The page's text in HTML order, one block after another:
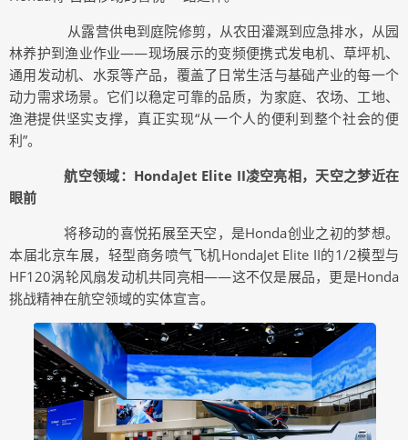
从露营供电到庭院修剪，从农田灌溉到应急排水，从园
林养护到渔业作业——现场展示的变频便携式发电机、草坪机、
通用发动机、水泵等产品，覆盖了日常生活与基础产业的每一个
动力需求场景。它们以稳定可靠的品质，为家庭、农场、工地、
渔港提供坚实支撑，真正实现“从一个人的便利到整个社会的便
利”。
航空领域：HondaJet Elite II凌空亮相，天空之梦近在
眼前
将移动的喜悦拓展至天空，是Honda创业之初的梦想。
本届北京车展，轻型商务喷气飞机HondaJet Elite II的1/2模型与
HF120涡轮风扇发动机共同亮相——这不仅是展品，更是Honda
挑战精神在航空领域的实体宣言。